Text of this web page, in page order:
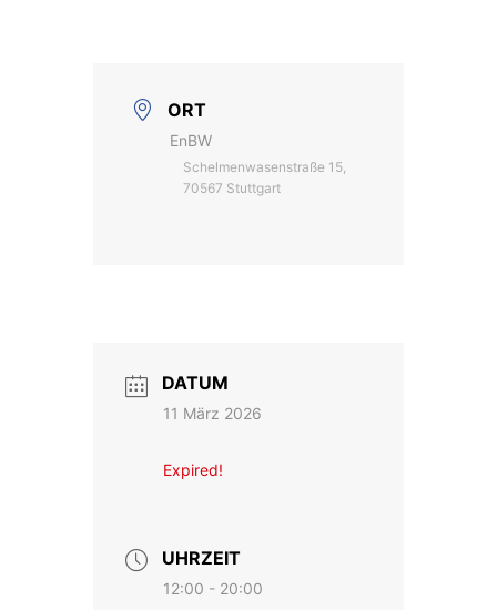
ORT
EnBW
Schelmenwasenstraße 15,
70567 Stuttgart
DATUM
11 März 2026
Expired!
UHRZEIT
12:00 - 20:00